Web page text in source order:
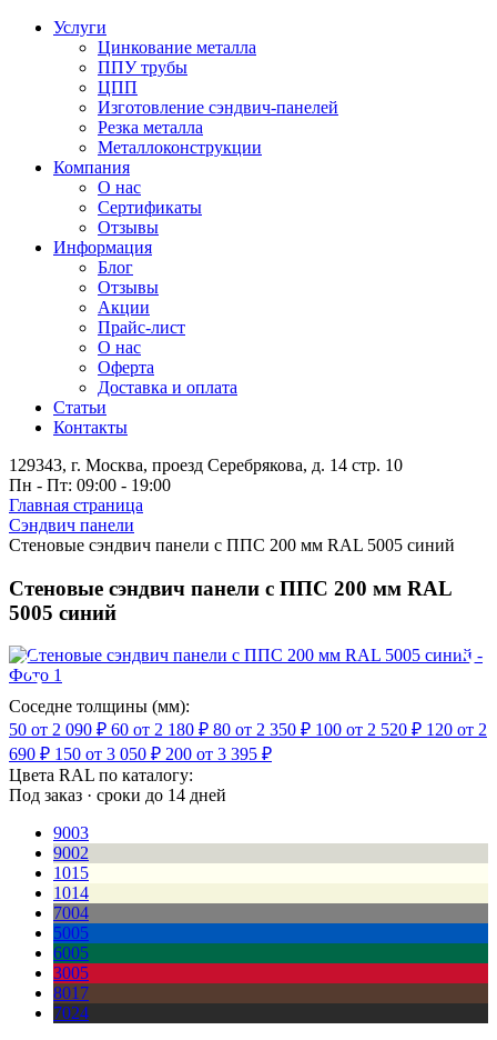
Услуги
Цинкование металла
ППУ трубы
ЦПП
Изготовление сэндвич-панелей
Резка металла
Металлоконструкции
Компания
О нас
Сертификаты
Отзывы
Информация
Блог
Отзывы
Акции
Прайс-лист
О нас
Оферта
Доставка и оплата
Статьи
Контакты
129343, г. Москва, проезд Серебрякова, д. 14 стр. 10
Пн - Пт: 09:00 - 19:00
Главная страница
Сэндвич панели
Стеновые сэндвич панели с ППС 200 мм RAL 5005 синий
Стеновые сэндвич панели с ППС 200 мм RAL
5005 синий
Соседне толщины (мм):
50 от 2 090 ₽ 60 от 2 180 ₽ 80 от 2 350 ₽ 100 от 2 520 ₽ 120 от 2
690 ₽ 150 от 3 050 ₽ 200 от 3 395 ₽
Цвета RAL по каталогу:
Под заказ · сроки до 14 дней
9003
9002
1015
1014
7004
5005
6005
3005
8017
7024